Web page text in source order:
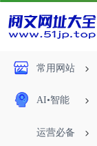
常用网站
AI•智能
运营必备